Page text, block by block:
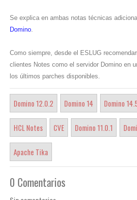
Se explica en ambas notas técnicas
Domino
Como siempre, desde el ESLUG
clientes Notes como el servidor Domino en
los últimos parches disponibles.
Domino 12.0.2 Domino 14 Domino
HCL Notes CVE Domino 11.0.1
Apache Tika
0 Comentarios